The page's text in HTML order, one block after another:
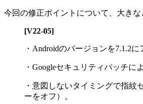
今回の修正ポイントについて、大き
[V22-05]
・Androidのバージョンを7.1.2
・Googleセキュリティパッチ
・意図しないタイミングで指
ーをオフ）。